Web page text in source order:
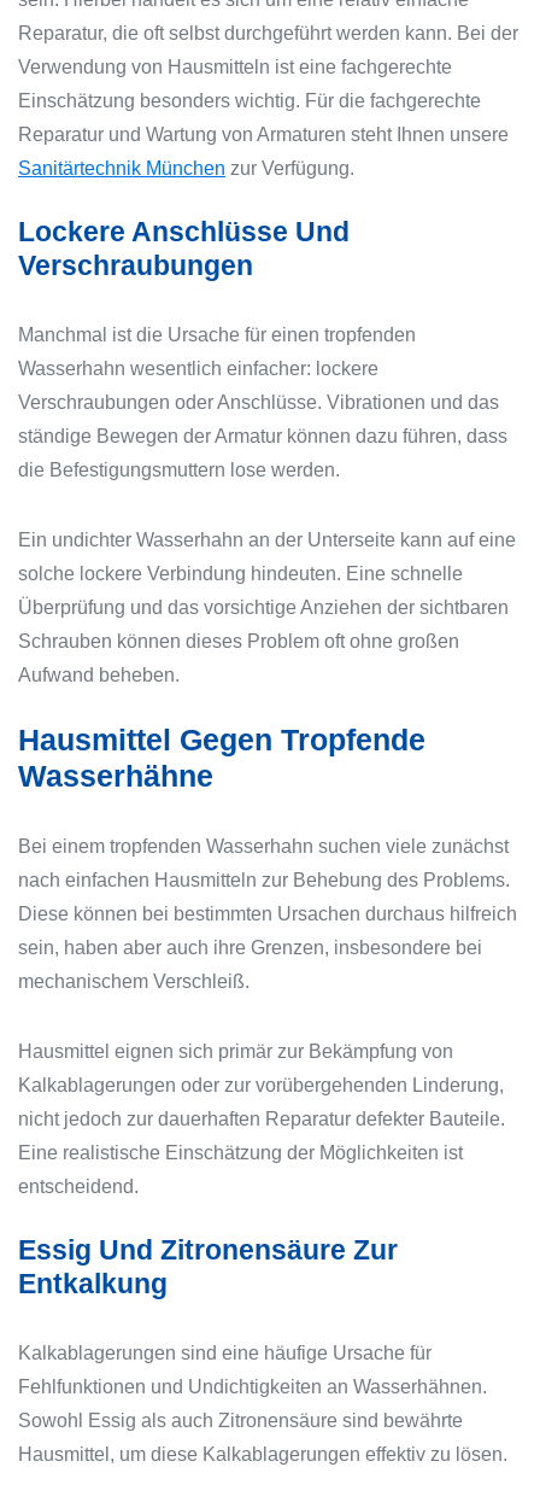
Reparatur, die oft selbst durchgeführt werden kann. Bei der
Verwendung von Hausmitteln ist eine fachgerechte
Einschätzung besonders wichtig. Für die fachgerechte
Reparatur und Wartung von Armaturen steht Ihnen unsere
Sanitärtechnik München zur Verfügung.
Lockere Anschlüsse Und
Verschraubungen
Manchmal ist die Ursache für einen tropfenden
Wasserhahn wesentlich einfacher: lockere
Verschraubungen oder Anschlüsse. Vibrationen und das
ständige Bewegen der Armatur können dazu führen, dass
die Befestigungsmuttern lose werden.
Ein undichter Wasserhahn an der Unterseite kann auf eine
solche lockere Verbindung hindeuten. Eine schnelle
Überprüfung und das vorsichtige Anziehen der sichtbaren
Schrauben können dieses Problem oft ohne großen
Aufwand beheben.
Hausmittel Gegen Tropfende
Wasserhähne
Bei einem tropfenden Wasserhahn suchen viele zunächst
nach einfachen Hausmitteln zur Behebung des Problems.
Diese können bei bestimmten Ursachen durchaus hilfreich
sein, haben aber auch ihre Grenzen, insbesondere bei
mechanischem Verschleiß.
Hausmittel eignen sich primär zur Bekämpfung von
Kalkablagerungen oder zur vorübergehenden Linderung,
nicht jedoch zur dauerhaften Reparatur defekter Bauteile.
Eine realistische Einschätzung der Möglichkeiten ist
entscheidend.
Essig Und Zitronensäure Zur
Entkalkung
Kalkablagerungen sind eine häufige Ursache für
Fehlfunktionen und Undichtigkeiten an Wasserhähnen.
Sowohl Essig als auch Zitronensäure sind bewährte
Hausmittel, um diese Kalkablagerungen effektiv zu lösen.